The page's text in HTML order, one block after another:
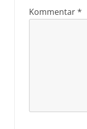
Kommentar*